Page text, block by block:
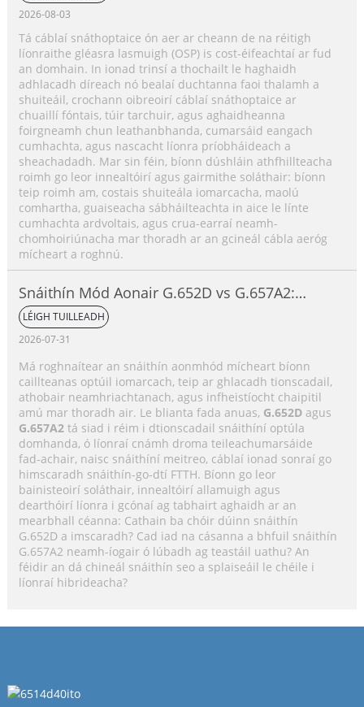
2026-08-03
Tá cáblaí snáthoptaice ón aer ar cheann de na réitigh
líonraithe gléasra lasmuigh (OSP) is cost-éifeachtaí ar fud
an domhain. In ionad trinsí a thochailt le haghaidh
adhlacadh díreach nó bealaí duchtanna faoi thalamh a
shuiteáil, crochann oibreoirí cáblaí snáthoptaice ar
chuaillí fóntais, túir tarchuir, agus aghaidheanna
foirgneamh chun leathanbhanda, cumarsáid eangach
cumhachta, agus nascacht líonra príobháideach a
sheachadadh. Mar sin féin, bíonn dúshláin athfhillteacha
roimh go leor innealtóirí agus gairmithe soláthair: bíonn
teip roimh am, costais shuiteála iomarcacha, maolú
comhartha, guaiseacha sábháilteachta in aice le línte
cumhachta ardvoltais, agus crua-earraí neamh-
chomhoiriúnacha mar thoradh ar an gcineál cábla aeróg
mícheart a roghnú.
Snáithín Mód Aonair G.652D vs G.657A2:
Príomhdhifríochtaí, Comparáid Feidhmíochta
& Treoir Roghnúcháin Feidhmchláir
LÉIGH TUILLEADH
2026-07-31
Má roghnaítear an snáithín aonmhód mícheart bíonn
caillteanas optúil iomarcach, teip ar ghlacadh tionscadail,
athobair neamhriachtanach, agus infheistíocht chaipitil
amú mar thoradh air. Le blianta fada anuas, G.652Dagus
G.657A2tá siad i réim i dtionscadail snáithíní optúla
domhanda, ó líonraí cnámh droma teileachumarsáide
fad-achair, naisc snáithíní meitreo, cáblaí ionad sonraí go
himscaradh snáithín-go-dtí FTTH. Bíonn go leor
bainisteoirí soláthair, innealtóirí allamuigh agus
dearthóirí líonra i gcónaí ag tabhairt aghaidh ar an
mearbhall céanna: Cathain ba chóir dúinn snáithín
G.652D a imscaradh? Cad iad na cásanna a bhfuil snáithín
G.657A2 neamh-íogair ó lúbadh ag teastáil uathu? An
féidir an dá chineál snáithín seo a splaiseáil le chéile i
líonraí hibrideacha?